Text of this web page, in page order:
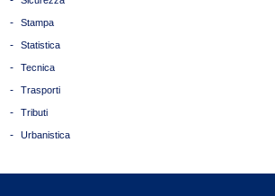
- Stampa
- Statistica
- Tecnica
- Trasporti
- Tributi
- Urbanistica